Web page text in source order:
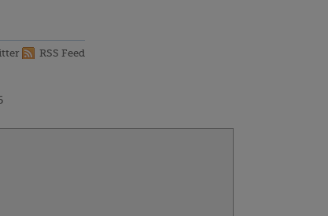
RSS Feed